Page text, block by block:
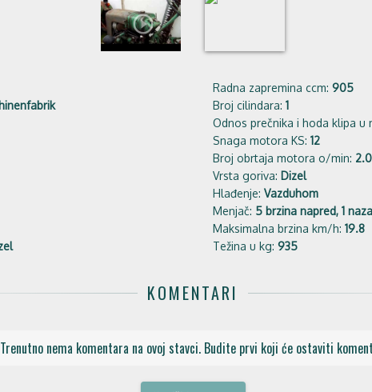
play_circle_outline
Radna zapremina ccm: 905
Broj cilindara: 1
Odnos prečnika i hoda klipa u
Snaga motora KS: 12
Broj obrtaja motora o/min:
Vrsta goriva: Dizel
Hlađenje: Vazduhom
Menjač: 5 brzina napred, 1
Maksimalna brzina km/h: 19.8
Težina u kg: 935
KOMENTARI
Trenutno nema komentara na ovoj stavci. Budite prvi koji će ostaviti